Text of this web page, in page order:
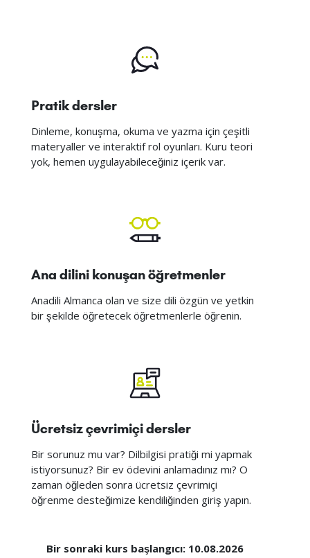
Pratik dersler
Dinleme, konuşma, okuma ve yazma için çeşitli
materyaller ve interaktif rol oyunları. Kuru teori
yok, hemen uygulayabileceğiniz içerik var.
Ana dilini konuşan öğretmenler
Anadili Almanca olan ve size dili özgün ve yetkin
bir şekilde öğretecek öğretmenlerle öğrenin.
Ücretsiz çevrimiçi dersler
Bir sorunuz mu var? Dilbilgisi pratiği mi yapmak
istiyorsunuz? Bir ev ödevini anlamadınız mı? O
zaman öğleden sonra ücretsiz çevrimiçi
öğrenme desteğimize kendiliğinden giriş yapın.
Bir sonraki kurs başlangıcı: 10.08.2026